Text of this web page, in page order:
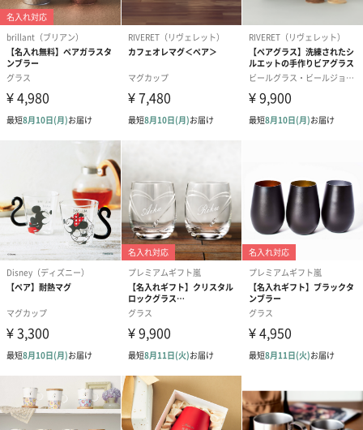
14日以上
◼︎個包装有無
◼︎外装サイズ
商品オプション情報
紙袋
お渡し用の紙袋です。
商品に合わせたサイズをお届けします。
あり（280円）